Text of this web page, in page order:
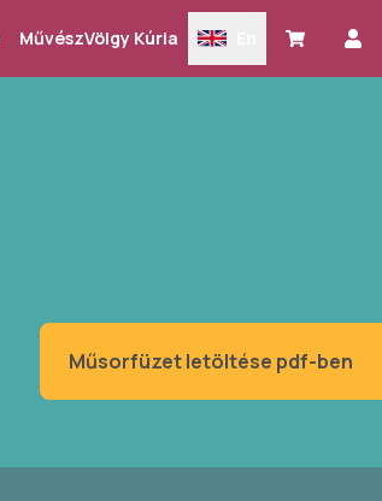
MűvészVölgy Kúria
Műsorfüzet letöltése pdf-ben